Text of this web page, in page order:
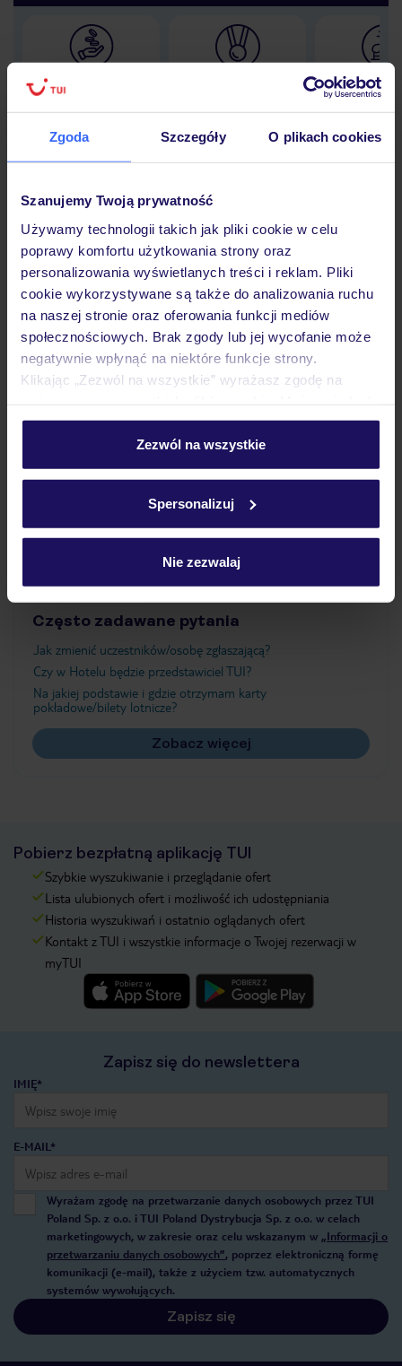
Zgoda Szczegóły O plikach cookies
Szanujemy Twoją prywatność
Używamy technologii takich jak pliki cookie w celu
poprawy komfortu użytkowania strony oraz
personalizowania wyświetlanych treści i reklam. Pliki
cookie wykorzystywane są także do analizowania ruchu
na naszej stronie oraz oferowania funkcji mediów
społecznościowych. Brak zgody lub jej wycofanie może
negatywnie wpłynąć na niektóre funkcje strony.
Klikając „Zezwól na wszystkie” wyrażasz zgodę na
personalizować swój wybór wchodząc w zakładkę
Szczegółowe informacje o plikach cookie znajdziesz
Zezwól na wszystkie
Spersonalizuj
Nie zezwalaj
Lider niskich cen 30 lat w
Hotel
Opinie
Pokoje
Atrakcje
Ważne informacje
Często zadawane pytania
Jak zmienić uczestników/osobę zgłaszającą?
Czy w Hotelu będzie przedstawiciel TUI?
Na jakiej podstawie i gdzie otrzymam karty
pokładowe/bilety lotnicze?
Zobacz więcej
Pobierz bezpłatną aplikację TUI
Szybkie wyszukiwanie i przeglądanie ofert
Lista ulubionych ofert i możliwość ich udostępniania
Historia wyszukiwań i ostatnio oglądanych ofert
Kontakt z TUI i wszystkie informacje o Twojej rezerwacji w
myTUI
Zapisz się do newslettera
IMIĘ*
E-MAIL*
Wyrażam zgodę na przetwarzanie danych osobowych przez TUI
Poland Sp. z o.o. i TUI Poland Dystrybucja Sp. z o.o. w celach
marketingowych, w zakresie oraz celu wskazanym w „Informacji o
przetwarzaniu danych osobowych”, poprzez elektroniczną formę
komunikacji (e-mail), także z użyciem tzw. automatycznych
systemów wywołujących.
Zapisz się